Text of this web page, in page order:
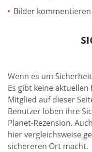
Bilder kommentieren
Wenn es um
Es gibt keine
Mitglied auf dieser
Benutzer loben ihre
Planet-Rezension.
hier vergleichsweise
sichereren Ort macht.